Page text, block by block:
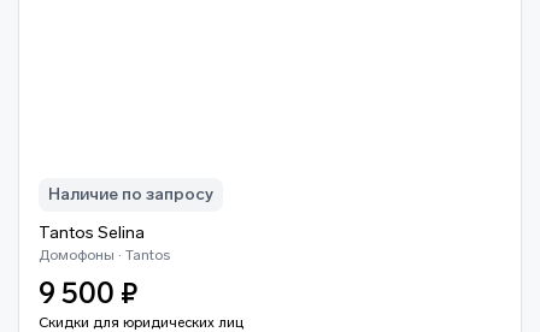
Наличие по запросу
Tantos Selina
Домофоны · Tantos
9 500 ₽
Скидки для юридических лиц